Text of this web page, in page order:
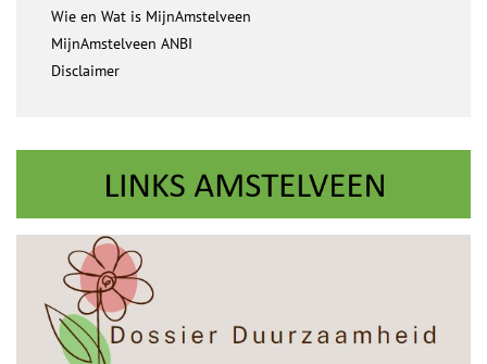
Wie en Wat is MijnAmstelveen
MijnAmstelveen ANBI
Disclaimer